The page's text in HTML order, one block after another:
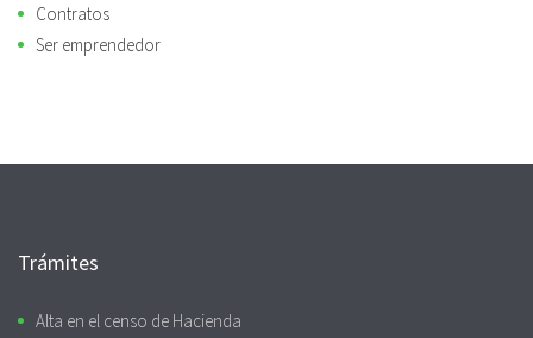
Contratos
Ser emprendedor
Trámites
Alta en el censo de Hacienda